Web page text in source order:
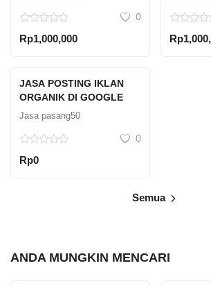
0
Rp1,000,000
JASA POSTING IKLAN
ORGANIK DI GOOGLE
Jasa pasang50
0
Rp0
Semua
ANDA MUNGKIN MENCARI